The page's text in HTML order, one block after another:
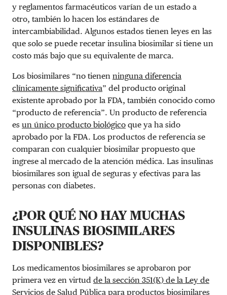
y reglamentos farmacéuticos varían de un estado a
otro, también lo hacen los estándares de
intercambiabilidad. Algunos estados tienen leyes en las
que solo se puede recetar insulina biosimilar si tiene un
costo más bajo que su equivalente de marca.
Los biosimilares “no tienen ninguna diferencia
clínicamente significativa” del producto original
existente aprobado por la FDA, también conocido como
“producto de referencia”. Un producto de referencia
es un único producto biológico que ya ha sido
aprobado por la FDA. Los productos de referencia se
comparan con cualquier biosimilar propuesto que
ingrese al mercado de la atención médica. Las insulinas
biosimilares son igual de seguras y efectivas para las
personas con diabetes.
¿POR QUÉ NO HAY MUCHAS
INSULINAS BIOSIMILARES
DISPONIBLES?
Los medicamentos biosimilares se aprobaron por
primera vez en virtud de la sección 351(K) de la Ley de
Servicios de Salud Pública para productos biosimilares